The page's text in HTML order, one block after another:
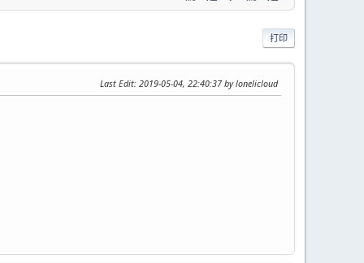
打印
Last Edit: 2019-05-04, 22:40:37 by lonelicloud